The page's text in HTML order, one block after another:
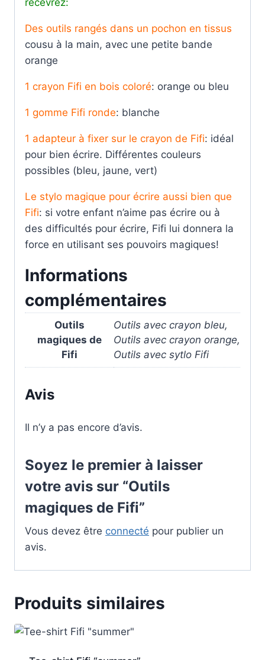
recevrez:
Des outils rangés dans un pochon en tissus
cousu à la main, avec une petite bande
orange
1 crayon Fifi en bois coloré: orange ou bleu
1 gomme Fifi ronde: blanche
1 adapteur à fixer sur le crayon de Fifi: idéal
pour bien écrire. Différentes couleurs
possibles (bleu, jaune, vert)
Le stylo magique pour écrire aussi bien que
Fifi: si votre enfant n’aime pas écrire ou à
des difficultés pour écrire, Fifi lui donnera la
force en utilisant ses pouvoirs magiques!
Informations
complémentaires
Outils
magiques de
Fifi
Outils avec crayon bleu,
Outils avec crayon orange,
Outils avec sytlo Fifi
Avis
Il n’y a pas encore d’avis.
Soyez le premier à laisser
votre avis sur “Outils
magiques de Fifi”
Vous devez être connecté pour publier un
avis.
Produits similaires